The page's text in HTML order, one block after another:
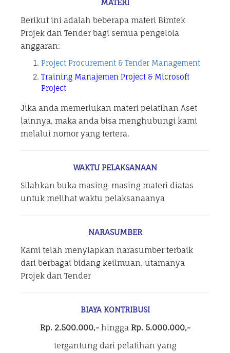
MATERI
Berikut ini adalah beberapa materi Bimtek
Projek dan Tender bagi semua pengelola
anggaran:
Project Procurement & Tender Management
Training Manajemen Project & Microsoft
Project
Jika anda memerlukan materi pelatihan Aset
lainnya, maka anda bisa menghubungi kami
melalui nomor yang tertera.
WAKTU PELAKSANAAN
Silahkan buka masing-masing materi diatas
untuk melihat waktu pelaksanaanya
NARASUMBER
Kami telah menyiapkan narasumber terbaik
dari berbagai bidang keilmuan, utamanya
Projek dan Tender
BIAYA KONTRIBUSI
Rp. 2.500.000,- hingga Rp. 5.000.000,-
tergantung dari pelatihan yang